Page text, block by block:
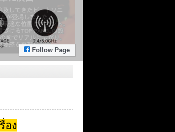
Follow Page
อง